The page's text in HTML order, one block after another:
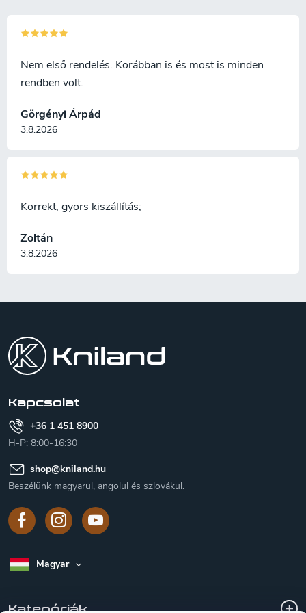
Görgényi Árpád
3.8.2026
Nem első rendelés. Korábban is és most is minden
rendben volt.
Zoltán
3.8.2026
Korrekt, gyors kiszállítás;
Kapcsolat
+36 1 451 8900
H-P: 8:00-16:30
shop@kniland.hu
Beszélünk magyarul, angolul és szlovákul.
Magyar
Kategóriák